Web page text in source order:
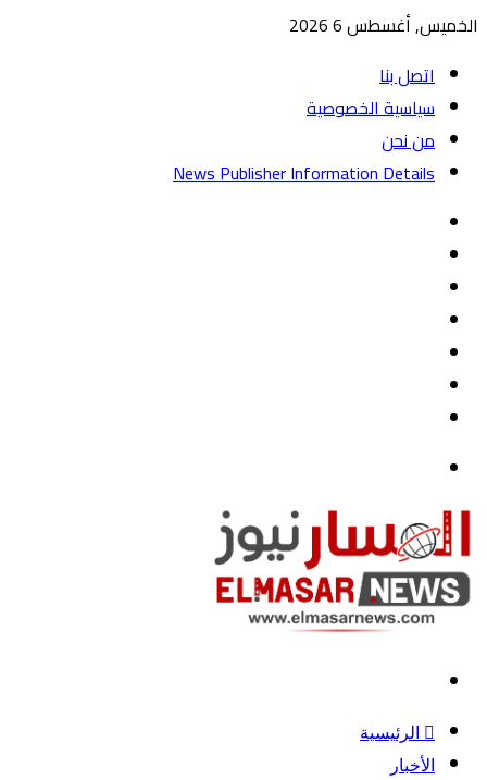
الخميس, أغسطس 6 2026
اتصل بنا
سياسية الخصوصية
من نحن
News Publisher Information Details
الرئيسية
الأخبار